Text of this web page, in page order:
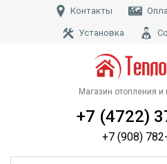
Контакты
Установка
Магазин отопления
+7 (4722)
+7 (908)